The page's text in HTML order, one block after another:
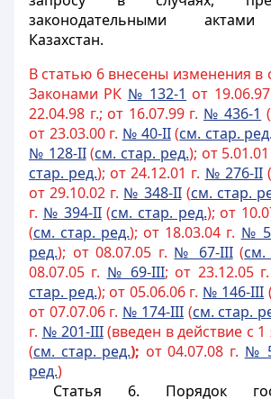
законодательными актами
Казахстан.
В статью 6 внесены изменения в
Законами РК № 132-1 от
22.04.98 г.; от 16.07.99 г. № 436-1 (
от 23.03.00 г. № 40-II(см. стар.
№ 128-II(см. стар. ред.); от 5.01.01
стар. ред.); от 24.12.01 г. № 276-II(
от 29.10.02 г. № 348-II(см. стар.
г. № 394-II(см. стар. ред.); от
(см. стар. ред.); от 18.03.04 г. №
ред.); от 08.07.05 г. № 67-III(см.
08.07.05 г. № 69-III; от 23.12.05 г.
стар. ред.); от 05.06.06 г. № 146-III (
от 07.07.06 г. № 174-III (см. стар.
г. № 201-III(введен в действие с 1
(см. стар. ред.); от 04.07.08 г. №
ред.)
Статья 6. Порядок